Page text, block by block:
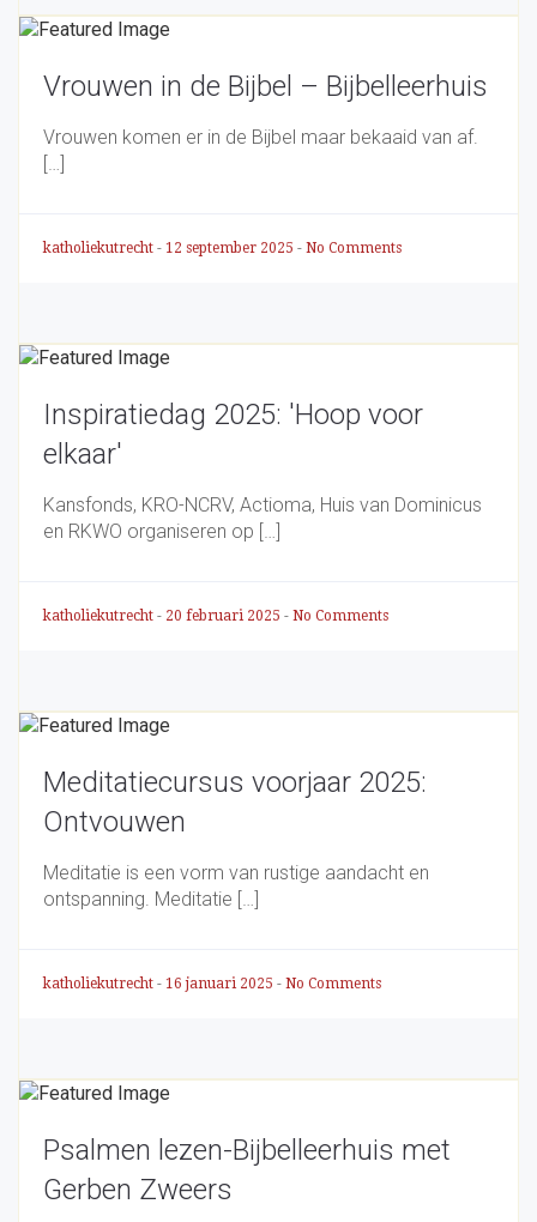
Vrouwen in de Bijbel – Bijbelleerhuis
Vrouwen komen er in de Bijbel maar bekaaid van af.
[…]
katholiekutrecht - 12 september 2025 - No Comments
Inspiratiedag 2025: 'Hoop voor
elkaar'
Kansfonds, KRO-NCRV, Actioma, Huis van Dominicus
en RKWO organiseren op […]
katholiekutrecht - 20 februari 2025 - No Comments
Meditatiecursus voorjaar 2025:
Ontvouwen
Meditatie is een vorm van rustige aandacht en
ontspanning. Meditatie […]
katholiekutrecht - 16 januari 2025 - No Comments
Psalmen lezen-Bijbelleerhuis met
Gerben Zweers